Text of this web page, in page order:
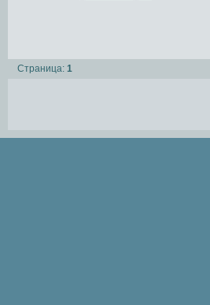
Страница: 1